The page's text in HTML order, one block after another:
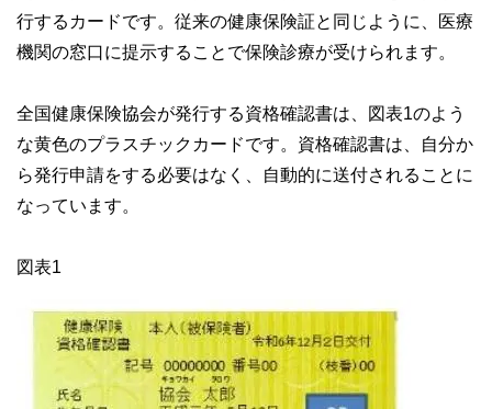
行するカードです。従来の健康保険証と同じように、医療
機関の窓口に提示することで保険診療が受けられます。
全国健康保険協会が発行する資格確認書は、図表1のよう
な黄色のプラスチックカードです。資格確認書は、自分か
ら発行申請をする必要はなく、自動的に送付されることに
なっています。
図表1